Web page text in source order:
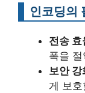
인코딩의
전송 효
폭을
보안 강
게 보